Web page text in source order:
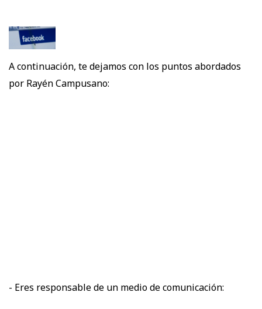
A continuación, te dejamos con los puntos abordados
por Rayén Campusano:
- Eres responsable de un medio de comunicación: